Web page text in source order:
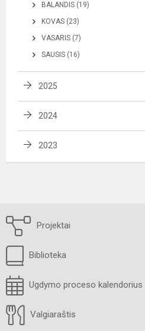
BALANDIS (19)
KOVAS (23)
VASARIS (7)
SAUSIS (16)
2025
2024
2023
Projektai
Biblioteka
Ugdymo proceso kalendorius
Valgiaraštis